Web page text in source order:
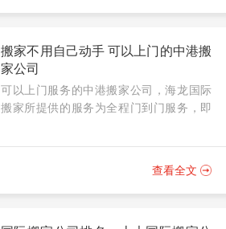
搬家不用自己动手 可以上门的中港搬
家公司
可以上门服务的中港搬家公司，海龙国际
搬家所提供的服务为全程门到门服务，即
查看全文